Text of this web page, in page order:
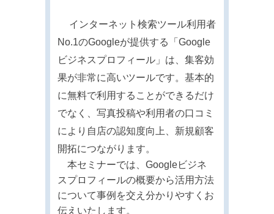
インターネット検索ツール利用者
No.1のGoogleが提供する「Google
ビジネスプロフィール」は、集客効
果が非常に高いツールです。基本的
に無料で利用することができるだけ
でなく、写真投稿や利用者の口コミ
により自店の認知度向上、新規顧客
開拓につながります。
本セミナーでは、Googleビジネ
スプロフィールの概要から活用方法
について事例を交え分かりやすくお
伝えいたします。